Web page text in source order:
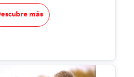
más